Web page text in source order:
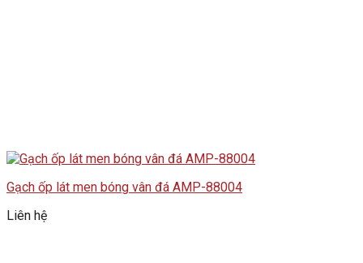
Gạch ốp lát men bóng vân đá AMP-88004
Liên hệ